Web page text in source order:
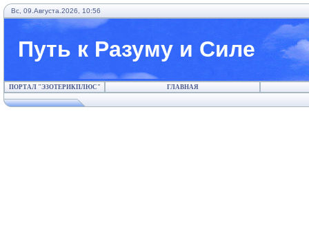
Вс, 09.Августа.2026, 10:56
Путь к Разуму и Силе
ПОРТАЛ "ЭЗОТЕРИКПЛЮС" ГЛАВНАЯ